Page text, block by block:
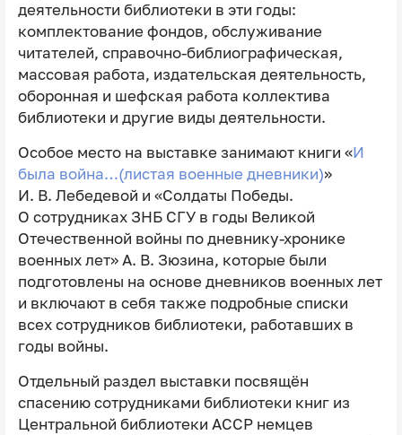
деятельности библиотеки в эти годы:
комплектование фондов, обслуживание
читателей, справочно-библиографическая,
массовая работа, издательская деятельность,
оборонная и шефская работа коллектива
библиотеки и другие виды деятельности.
Особое место на выставке занимают книги «И
была война…(листая военные дневники)»
И. В. Лебедевой и «Солдаты Победы.
О сотрудниках ЗНБ СГУ в годы Великой
Отечественной войны по дневнику-хронике
военных лет» А. В. Зюзина, которые были
подготовлены на основе дневников военных лет
и включают в себя также подробные списки
всех сотрудников библиотеки, работавших в
годы войны.
Отдельный раздел выставки посвящён
спасению сотрудниками библиотеки книг из
Центральной библиотеки АССР немцев